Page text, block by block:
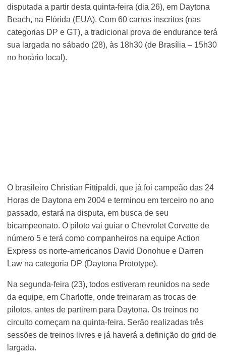
disputada a partir desta quinta-feira (dia 26), em Daytona
Beach, na Flórida (EUA). Com 60 carros inscritos (nas
categorias DP e GT), a tradicional prova de endurance terá
sua largada no sábado (28), às 18h30 (de Brasília – 15h30
no horário local).
O brasileiro Christian Fittipaldi, que já foi campeão das 24
Horas de Daytona em 2004 e terminou em terceiro no ano
passado, estará na disputa, em busca de seu
bicampeonato. O piloto vai guiar o Chevrolet Corvette de
número 5 e terá como companheiros na equipe Action
Express os norte-americanos David Donohue e Darren
Law na categoria DP (Daytona Prototype).
Na segunda-feira (23), todos estiveram reunidos na sede
da equipe, em Charlotte, onde treinaram as trocas de
pilotos, antes de partirem para Daytona. Os treinos no
circuito começam na quinta-feira. Serão realizadas três
sessões de treinos livres e já haverá a definição do grid de
largada.